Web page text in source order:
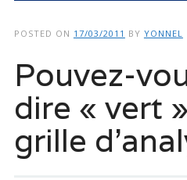
POSTED ON 17/03/2011 BY YONNEL
Pouvez-
dire « vert
grille